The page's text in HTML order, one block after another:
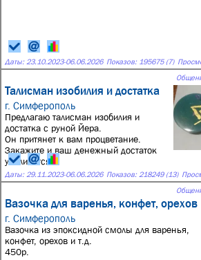
Даты: 23.10.2023-06.06.2026 Показов: 195675 (7)
Талисман изобилия и достатка
г. Симферополь
Предлагаю талисман изобилия и
достатка с руной Йера.
Он притянет к вам процветание.
Закажите и ваш денежный достаток
увеличится.
Даты: 29.11.2023-06.06.2026 Показов: 218249 (13)
Вазочка для варенья, конфет, орехов
г. Симферополь
Вазочка из эпоксидной смолы для варенья,
конфет, орехов и т.д.
450р.